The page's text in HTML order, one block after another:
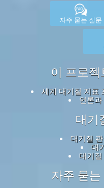
자주 묻는 질문
이 프로
세계 대기질 지표
언론
대기
대기질
대
대기
자주 묻